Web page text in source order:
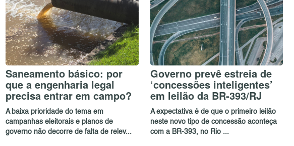
Saneamento básico: por
que a engenharia legal
precisa entrar em campo?
A baixa prioridade do tema em
campanhas eleitorais e planos de
governo não decorre de falta de relev...
Governo prevê estreia de
‘concessões inteligentes’
em leilão da BR-393/RJ
A expectativa é de que o primeiro leilão
neste novo tipo de concessão aconteça
com a BR-393, no Rio ...